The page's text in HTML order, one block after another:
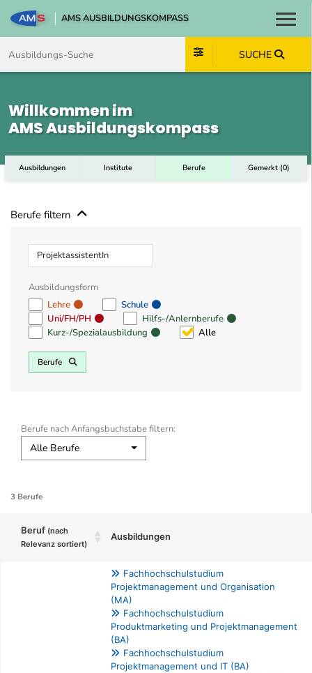
AMS AUSBILDUNGSKOMPASS
SUCHE
Willkommen im
AMS Ausbildungskompass
Ausbildungen Institute Berufe Gemerkt (0)
Berufe filtern
Beruf
Ausbildungsform
Lehre
Schule
Uni/FH/PH
Hilfs-/Anlernberufe
Kurz-/Spezialausbildung
Alle
Berufe
Berufe nach Anfangsbuchstabe filtern:
Alle Berufe
3 Berufe
Beruf (nach
Relevanz sortiert)
Ausbildungen
Fachhochschulstudium
Projektmanagement und Organisation
(MA)
Fachhochschulstudium
Produktmarketing und Projektmanagement
(BA)
Fachhochschulstudium
Projektmanagement und IT (BA)